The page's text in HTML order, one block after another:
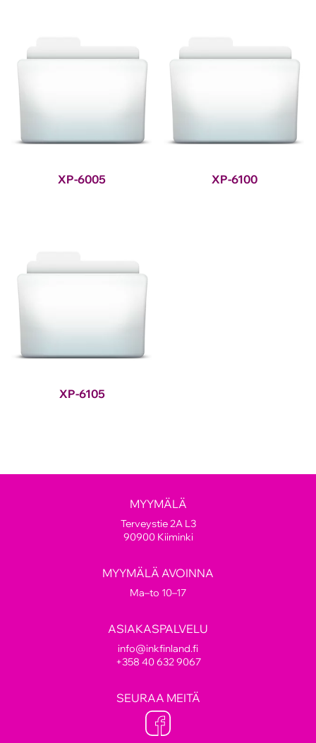
XP-6005 XP-6100
XP-6105
MYYMÄLÄ
Terveystie 2A L3
90900 Kiiminki
MYYMÄLÄ AVOINNA
Ma–to 10–17
ASIAKASPALVELU
info@inkfinland.fi
+358 40 632 9067
SEURAA MEITÄ